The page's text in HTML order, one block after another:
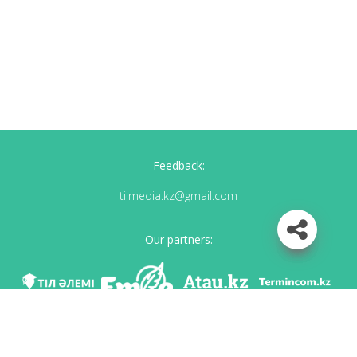
Feedback:
tilmedia.kz@gmail.com
Our partners: